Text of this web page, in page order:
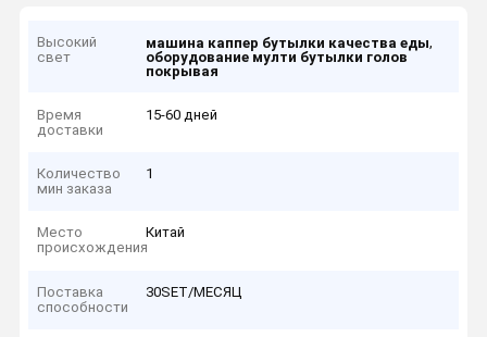
Высокий
свет
машина каппер бутылки качества еды,
оборудование мулти бутылки голов
покрывая
Время
доставки
15-60 дней
Количество
мин заказа
1
Место
происхождения
Китай
Поставка
способности
30SET/МЕСЯЦ